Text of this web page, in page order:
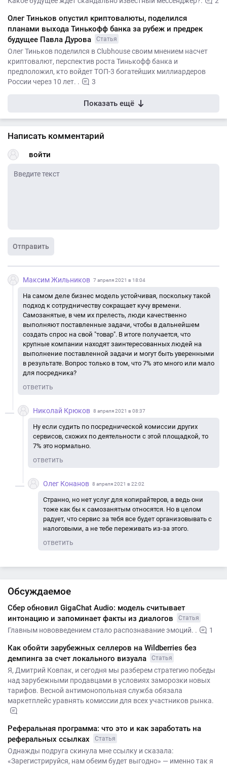
Олег Тиньков опустил криптовалюты, поделился
планами выхода Тинькофф банка за рубеж и предрек
будущее Павла Дурова
Статья
Олег Тиньков поделился в Clubhouse своим мнением насчет
криптовалют, перспектив роста Тинькофф банка и
предположил, кто войдет ТОП-3 богатейших миллиардеров
России через 10 лет. .
3
Показать ещё
Написать комментарий
войти
Отправить
Максим Жильников 7 апреля 2021 в 18:04
На самом деле бизнес модель устойчивая, поскольку такой
подход к сотрудничеству сокращает кучу времени.
Самозанятые, в чем их прелесть, люди качественно
выполняют поставленные задачи, чтобы в дальнейшем
создать спрос на свой "товар". В итоге получается, что
крупные компании находят заинтересованных людей на
выполнение поставленной задачи и могут быть уверенными
в результате. Вопрос только в том, что 7% это много или мало
для посредника?
ответить
Николай Крюков 8 апреля 2021 в 08:37
Ну если судить по посреднической комиссии других
сервисов, схожих по деятельности с этой площадкой, то
7% это нормально.
ответить
Олег Конанов 8 апреля 2021 в 22:02
Странно, но нет услуг для копирайтеров, а ведь они
тоже как бы к самозанятым относятся. Но в целом
радует, что сервис за тебя все будет организовывать с
налоговыми, а не тебе переживать из-за этого.
ответить
Обсуждаемое
Сбер обновил GigaChat Audio: модель считывает
интонацию и запоминает факты из диалогов
Статья
Главным нововведением стало распознавание эмоций. . 1
Как обойти зарубежных селлеров на Wildberries без
демпинга за счет локального визуала
Статья
Я, Дмитрий Ковпак, и сегодня мы разберем стратегию победы
над зарубежными продавцами в условиях заморозки новых
тарифов. Весной антимонопольная служба обязала
маркетплейс уравнять комиссии для всех участников рынка.
Реферальная программа: что это и как заработать на
реферальных ссылках
Статья
Однажды подруга скинула мне ссылку и сказала:
«Зарегистрируйся, нам обеим будет выгодно» — именно так я